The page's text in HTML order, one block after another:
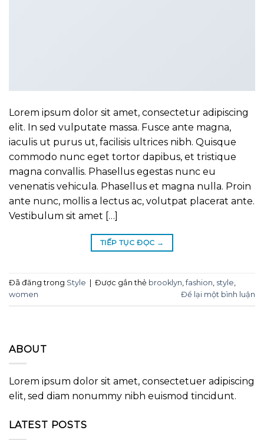
Lorem ipsum dolor sit amet, consectetur adipiscing
elit. In sed vulputate massa. Fusce ante magna,
iaculis ut purus ut, facilisis ultrices nibh. Quisque
commodo nunc eget tortor dapibus, et tristique
magna convallis. Phasellus egestas nunc eu
venenatis vehicula. Phasellus et magna nulla. Proin
ante nunc, mollis a lectus ac, volutpat placerat ante.
Vestibulum sit amet […]
TIẾP TỤC ĐỌC →
Đã đăng trong Style Được gắn thẻ brooklyn,fashion, style,
women
Để lại một bình luận
ABOUT
Lorem ipsum dolor sit amet, consectetuer adipiscing
elit, sed diam nonummy nibh euismod tincidunt.
LATEST POSTS